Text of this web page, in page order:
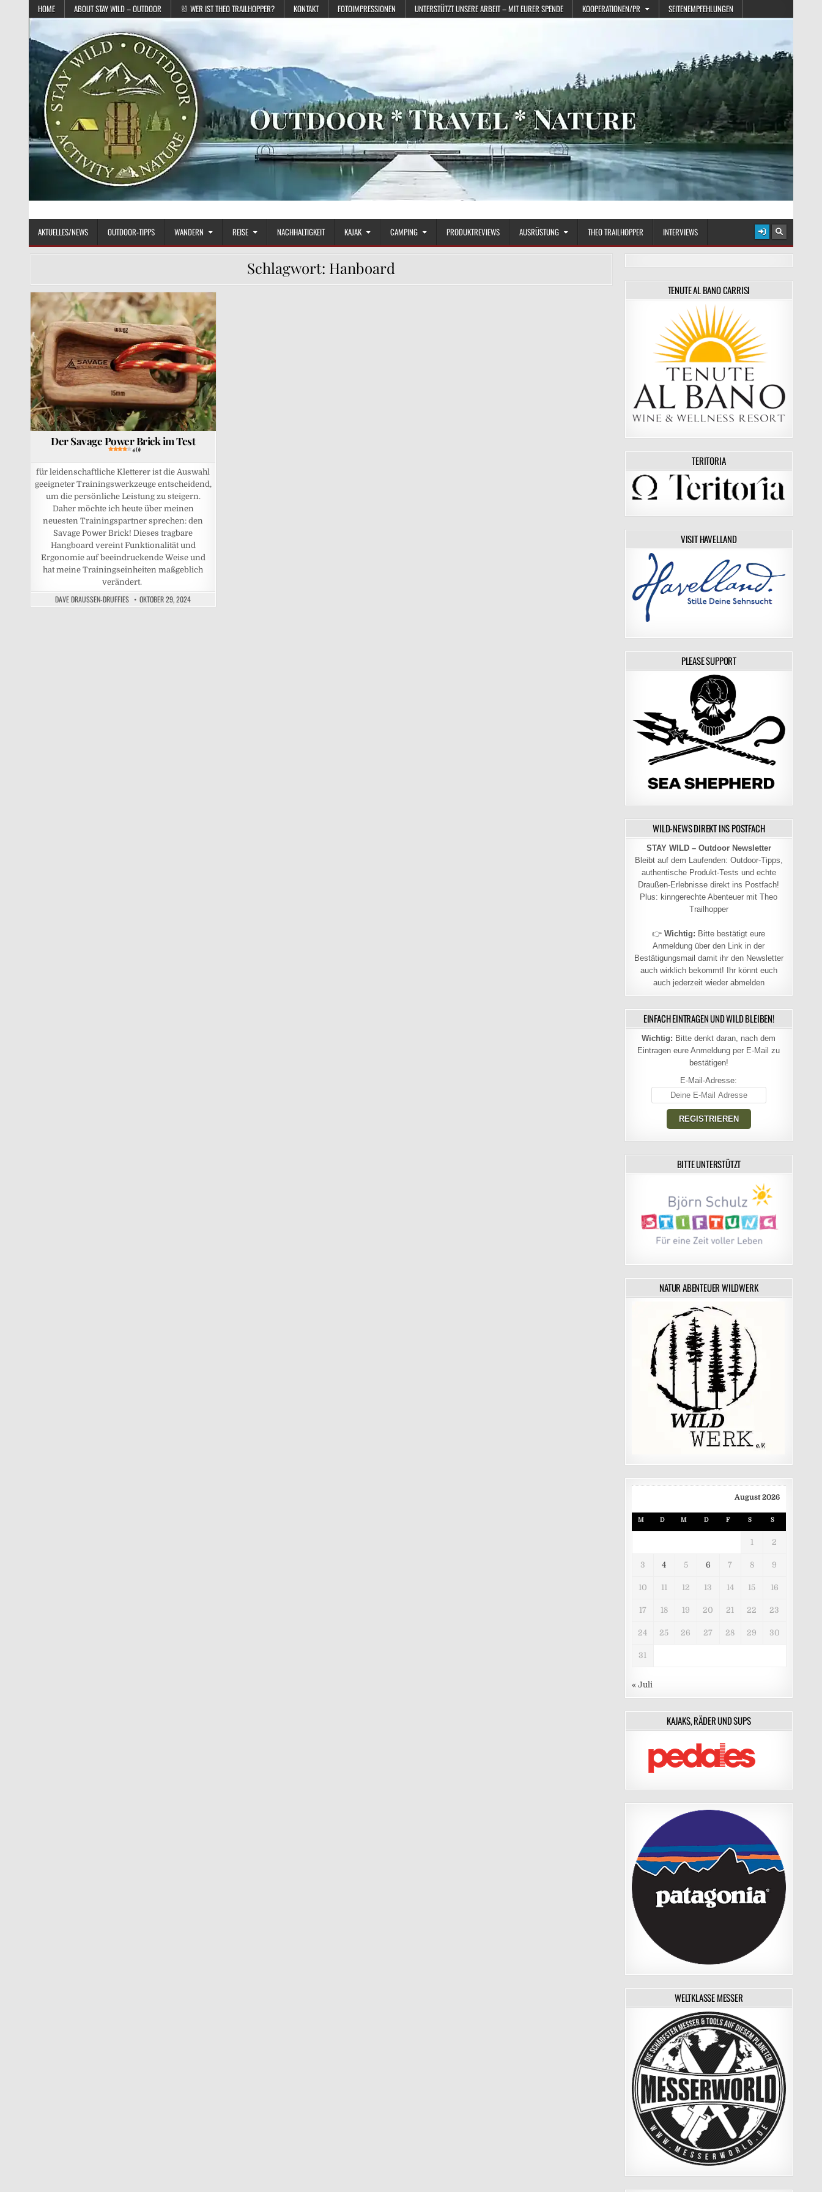
Skip to content
HOME ABOUT STAY WILD – OUTDOOR 🐰 WER IST THEO TRAILHOPPER? KONTAKT FOTOIMPRESSIONEN UNTERSTÜTZT UNSERE ARBEIT – MIT EURER SPENDE KOOPERATIONEN/PR SEITENEMPFEHLUNGEN
STAY WILD – OUTDOOR
AKTUELLES/NEWS OUTDOOR-TIPPS WANDERN REISE NACHHALTIGKEIT KAJAK CAMPING PRODUKTREVIEWS AUSRÜSTUNG THEO TRAILHOPPER INTERVIEWS
Schlagwort: Hanboard
Posted in
Der Savage Power Brick im Test
4 (1)
für leidenschaftliche Kletterer ist die Auswahl
geeigneter Trainingswerkzeuge entscheidend,
um die persönliche Leistung zu steigern.
Daher möchte ich heute über meinen
neuesten Trainingspartner sprechen: den
Savage Power Brick! Dieses tragbare
Hangboard vereint Funktionalität und
Ergonomie auf beeindruckende Weise und
hat meine Trainingseinheiten maßgeblich
verändert.
DAVE DRAUSSEN-DRUFFIES OKTOBER 29, 2024
TENUTE AL BANO CARRISI
TERITORIA
VISIT HAVELLAND
PLEASE SUPPORT
WILD-NEWS DIREKT INS POSTFACH
STAY WILD – Outdoor Newsletter
Bleibt auf dem Laufenden: Outdoor-Tipps,
authentische Produkt-Tests und echte
Draußen-Erlebnisse direkt ins Postfach!
Plus: kinngerechte Abenteuer mit Theo
Trailhopper
👉Wichtig: Bitte bestätigt eure
Anmeldung über den Link in der
Bestätigungsmail damit ihr den Newsletter
auch wirklich bekommt! Ihr könnt euch
auch jederzeit wieder abmelden
EINFACH EINTRAGEN UND WILD BLEIBEN!
Wichtig: Bitte denkt daran, nach dem
Eintragen eure Anmeldung per E-Mail zu
bestätigen!
E-Mail-Adresse:
BITTE UNTERSTÜTZT
NATUR ABENTEUER WILDWERK
August 2026
M D M D F S S
1 2
3 4 5 6 7 8 9
10 11 12 13 14 15 16
17 18 19 20 21 22 23
24 25 26 27 28 29 30
31
« Juli
KAJAKS, RÄDER UND SUPS
WELTKLASSE MESSER